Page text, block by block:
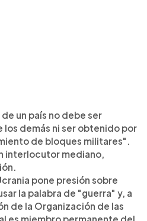
un país no debe ser
los demás ni ser obtenido por
de bloques militares".
interlocutor mediano,
pone presión sobre
la palabra de "guerra" y, a
de la Organización de las